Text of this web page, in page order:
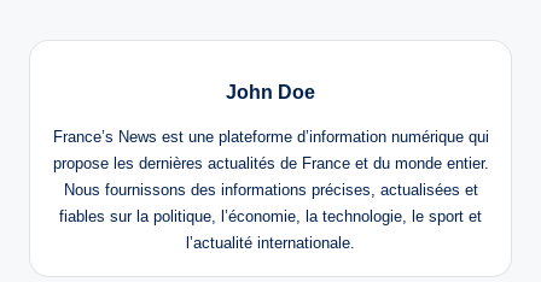
John Doe
France’s News est une plateforme d’information numérique qui
propose les dernières actualités de France et du monde entier.
Nous fournissons des informations précises, actualisées et
fiables sur la politique, l’économie, la technologie, le sport et
l’actualité internationale.